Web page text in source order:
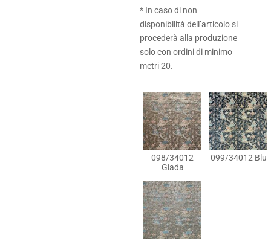
* In caso di non
disponibilità dell’articolo si
procederà alla produzione
solo con ordini di minimo
metri 20.
098/34012
Giada
099/34012 Blu